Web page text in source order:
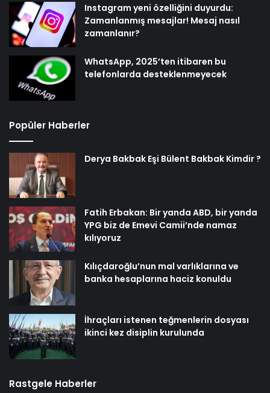
Instagram yeni özelliğini duyurdu:
Zamanlanmış mesajlar! Mesaj nasıl
zamanlanır?
WhatsApp, 2025’ten itibaren bu
telefonlarda desteklenmeyecek
Popüler Haberler
Derya Bakbak Eşi Bülent Bakbak Kimdir ?
Fatih Erbakan: Bir yanda ABD, bir yanda
YPG biz de Emevi Camii’nde namaz
kılıyoruz
Kılıçdaroğlu’nun mal varlıklarına ve
banka hesaplarına haciz konuldu
İhraçları istenen teğmenlerin dosyası
ikinci kez disiplin kurulunda
Rastgele Haberler